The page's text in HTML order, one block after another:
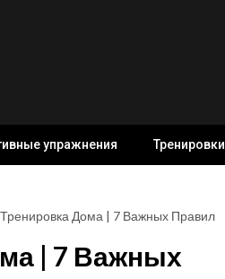
упражнения Тренировки
Дома | 7 Важных Правил
| 7 Важных